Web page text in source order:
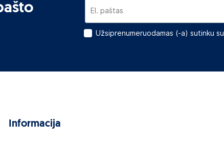
Užsiprenumeruodamas (-a) sutinku su
Informacija